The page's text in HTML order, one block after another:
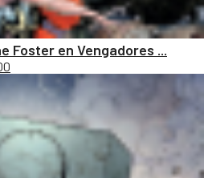
Foster en Vengadores ...